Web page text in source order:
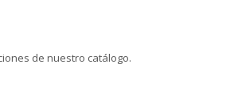
de nuestro catálogo.